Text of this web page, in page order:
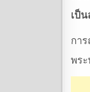
เป็
กา
พร